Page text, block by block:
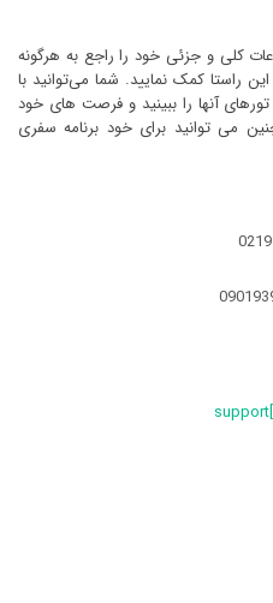
کلی و جزئی خود را راجع به هرگونه
راستا کمک نمایید. شما می‌توانید با
آنها را ببینید و فرصت های خود
می توانید برای خود برنامه سفری